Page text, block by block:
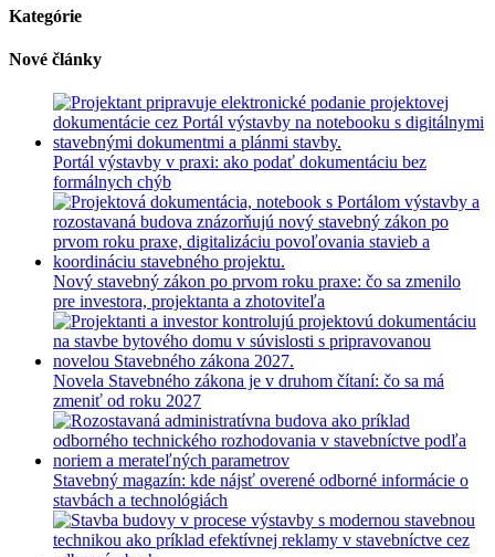
autocomplete
results
are
available
down
arrows
review
desired
page.
explore
Kategórie
Nové články
Portál výstavby v praxi: ako podať dokumentáciu bez
formálnych chýb
Nový stavebný zákon po prvom roku praxe: čo sa zmenilo
pre investora, projektanta a zhotoviteľa
Novela Stavebného zákona je v druhom čítaní: čo sa má
zmeniť od roku 2027
Stavebný magazín: kde nájsť overené odborné informácie o
stavbách a technológiách